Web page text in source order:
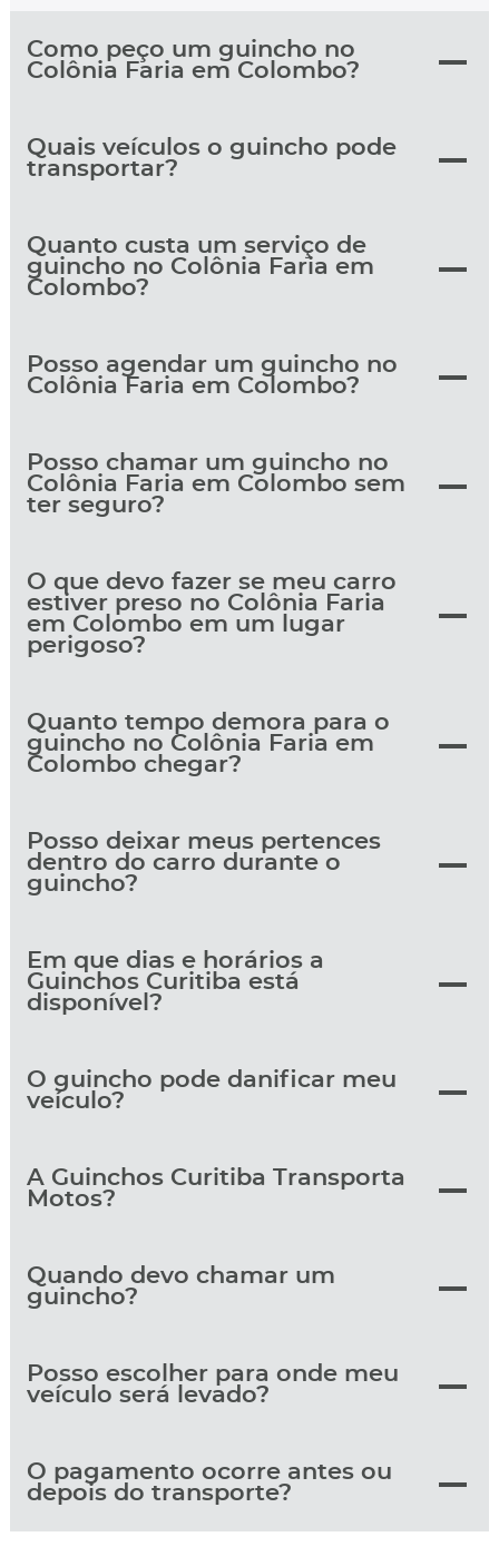
Como peço um guincho no
Colônia Faria em Colombo?
Quais veículos o guincho pode
transportar?
Quanto custa um serviço de
guincho no Colônia Faria em
Colombo?
Posso agendar um guincho no
Colônia Faria em Colombo?
Posso chamar um guincho no
Colônia Faria em Colombo sem
ter seguro?
O que devo fazer se meu carro
estiver preso no Colônia Faria
em Colombo em um lugar
perigoso?
Quanto tempo demora para o
guincho no Colônia Faria em
Colombo chegar?
Posso deixar meus pertences
dentro do carro durante o
guincho?
Em que dias e horários a
Guinchos Curitiba está
disponível?
O guincho pode danificar meu
veículo?
A Guinchos Curitiba Transporta
Motos?
Quando devo chamar um
guincho?
Posso escolher para onde meu
veículo será levado?
O pagamento ocorre antes ou
depois do transporte?